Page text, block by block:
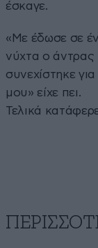
έσκαγε.
«Με έδωσε σε
νύχτα ο άντρας
συνεχίστηκε
μου» είχε πει.
Τελικά